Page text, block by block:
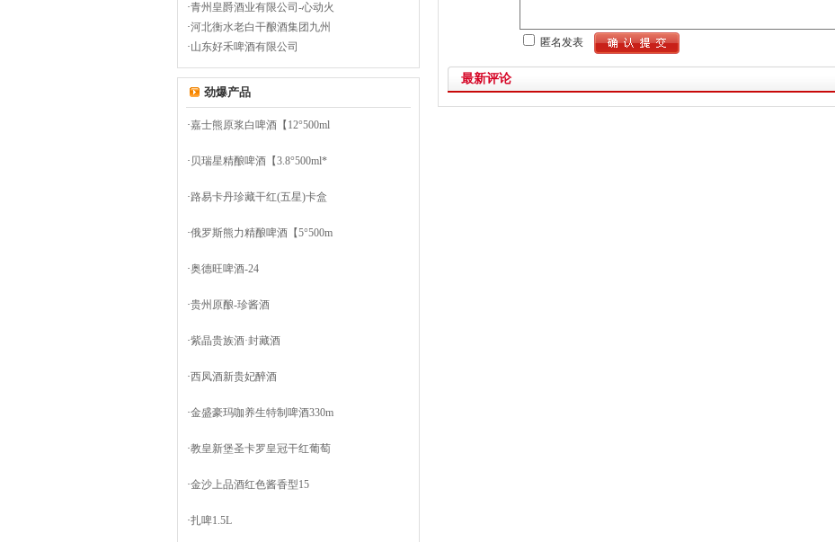
·青州皇爵酒业有限公司-心动火
·河北衡水老白干酿酒集团九州
·山东好禾啤酒有限公司
劲爆产品
·嘉士熊原浆白啤酒【12°500ml
· 贝瑞星精酿啤酒【3.8°500ml*
·路易卡丹珍藏干红(五星)卡盒
·俄罗斯熊力精酿啤酒【5°500m
·奥德旺啤酒-24
·贵州原酿-珍酱酒
·紫晶贵族酒·封藏酒
·西凤酒新贵妃醉酒
·金盛豪玛咖养生特制啤酒330m
·教皇新堡圣卡罗皇冠干红葡萄
·金沙上品酒红色酱香型15
·扎啤1.5L
匿名发表
最新评论